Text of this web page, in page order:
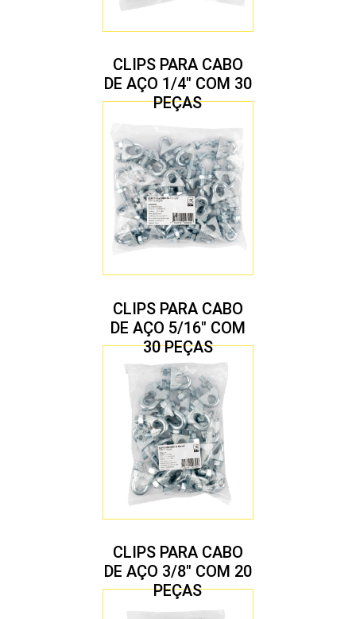
CLIPS PARA CABO
DE AÇO 1/4″ COM 30
PEÇAS
CLIPS PARA CABO
DE AÇO 5/16″ COM
30 PEÇAS
CLIPS PARA CABO
DE AÇO 3/8″ COM 20
PEÇAS